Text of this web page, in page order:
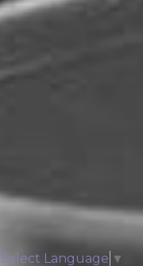
Select Language ▼